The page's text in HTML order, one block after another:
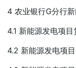
4 农业银行G分行
4.1 新能源发电项
4.2 新能源发电项